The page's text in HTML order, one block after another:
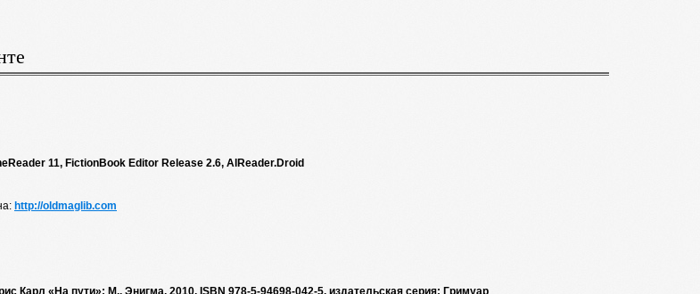
11, FictionBook Editor Release 2.6, AlReader.Droid
http://oldmaglib.com
Карл «На пути»; М., Энигма, 2010, ISBN 978-5-94698-042-5, издательская серия: Гримуар